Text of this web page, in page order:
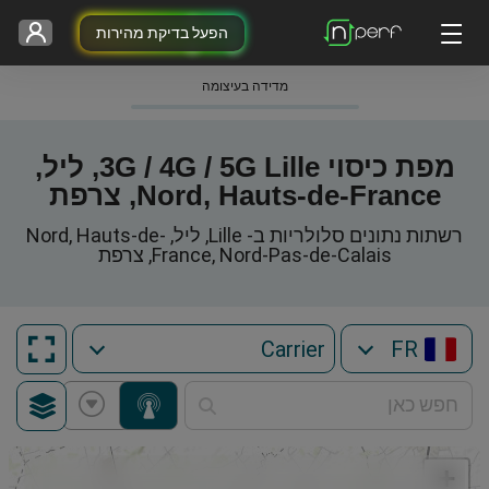
הפעל בדיקת מהירות
מדידה בעיצומה
מפת כיסוי 3G / 4G / 5G Lille, ליל,
Nord, Hauts-de-France, צרפת
רשתות נתונים סלולריות ב- Lille, ליל, Nord, Hauts-de-
France, Nord-Pas-de-Calais, צרפת
FR